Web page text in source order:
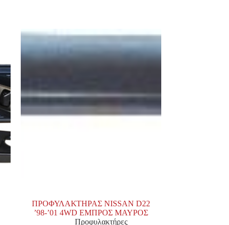
ΠΡΟΦΥΛΑΚΤΗΡΑΣ NISSAN D22
’98-’01 4WD ΕΜΠΡΟΣ ΜΑΥΡΟΣ
Προφυλακτήρες